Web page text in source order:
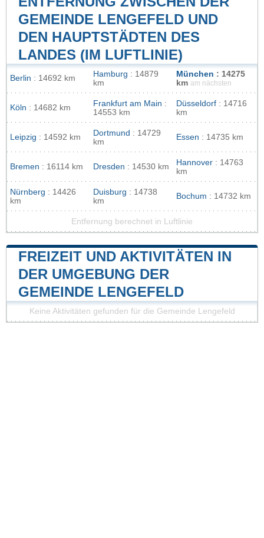
GEMEINDE LENGEFELD UND
DEN HAUPTSTÄDTEN DES
LANDES (IM LUFTLINIE)
Berlin : 14692 km Hamburg : 14879
km
München : 14275
km am nächsten
Köln : 14682 km Frankfurt am Main :
14553 km
Düsseldorf : 14716
km
Leipzig : 14592 km Dortmund : 14729
km
Essen : 14735 km
Bremen : 16114 km Dresden : 14530 km Hannover : 14763
km
Nürnberg : 14426
km
Duisburg : 14738
km
Bochum : 14732 km
Entfernung berechnet in Luftlinie
FREIZEIT UND AKTIVITÄTEN IN
DER UMGEBUNG DER
GEMEINDE LENGEFELD
Keine Aktivitäten gefunden für die Gemeinde Lengefeld